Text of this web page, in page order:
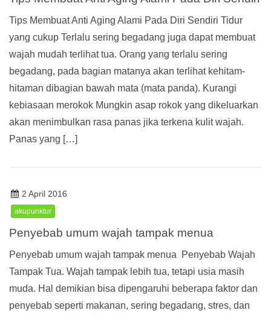
Tips Membuat Anti Aging Alami Pada Diri Sendiri Tidur
yang cukup Terlalu sering begadang juga dapat membuat
wajah mudah terlihat tua. Orang yang terlalu sering
begadang, pada bagian matanya akan terlihat kehitam-
hitaman dibagian bawah mata (mata panda). Kurangi
kebiasaan merokok Mungkin asap rokok yang dikeluarkan
akan menimbulkan rasa panas jika terkena kulit wajah.
Panas yang […]
2 April 2016
akupunktur
Penyebab umum wajah tampak menua
Penyebab umum wajah tampak menua Penyebab Wajah
Tampak Tua. Wajah tampak lebih tua, tetapi usia masih
muda. Hal demikian bisa dipengaruhi beberapa faktor dan
penyebab seperti makanan, sering begadang, stres, dan